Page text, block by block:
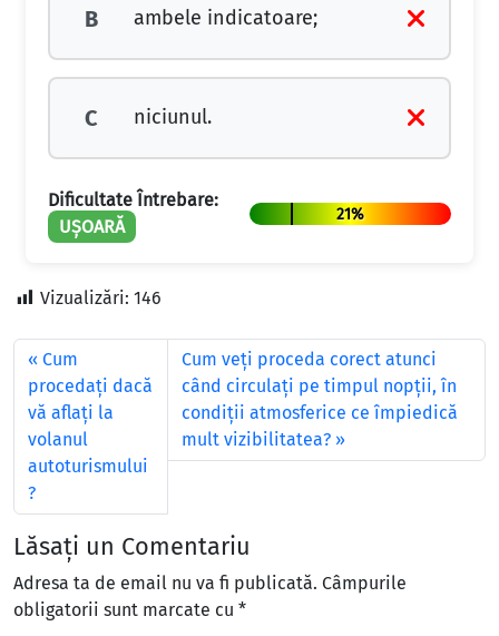
B ambele indicatoare;
C niciunul.
Dificultate Întrebare:
UȘOARĂ
21%
Vizualizări: 146
Cum
procedaţi dacă
vă aflaţi la
volanul
autoturismului
?
Cum veți proceda corect atunci
când circulați pe timpul nopții, în
condiții atmosferice ce împiedică
mult vizibilitatea?
Lăsați un Comentariu
Adresa ta de email nu va fi publicată. Câmpurile
obligatorii sunt marcate cu *